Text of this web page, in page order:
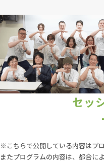
どを通して、AIという仲
となる一日となっていま
今回も仙台での現地開催
せ、同じ課題を持つ仲間
ったよ」「ここが難しい
することができます。
皆さまの職場でのテスト
よってより豊かになる
セッ
※こちらで公開している内容はプ
またプログラムの内容は、都合に